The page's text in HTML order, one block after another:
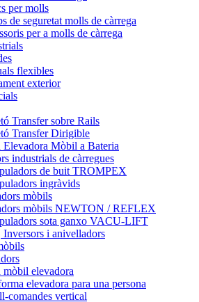
per molls
de seguretat molls de càrrega
per a molls de càrrega
flexibles
exterior
Transfer sobre Rails
Transfer Dirigible
Elevadora Mòbil a Bateria
industrials de càrregues
de buit TROMPEX
ingràvids
mòbils
mòbils NEWTON / REFLEX
sota ganxo VACU-LIFT
Inversors i anivelladors
mòbil elevadora
elevadora para una persona
comandes vertical